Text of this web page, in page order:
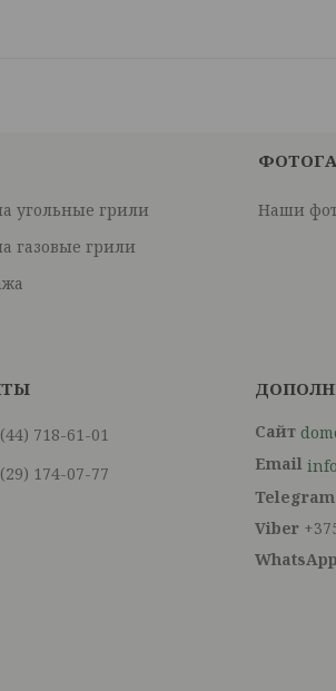
угольные грили
газовые грили
Наши
718-61-01
174-07-77